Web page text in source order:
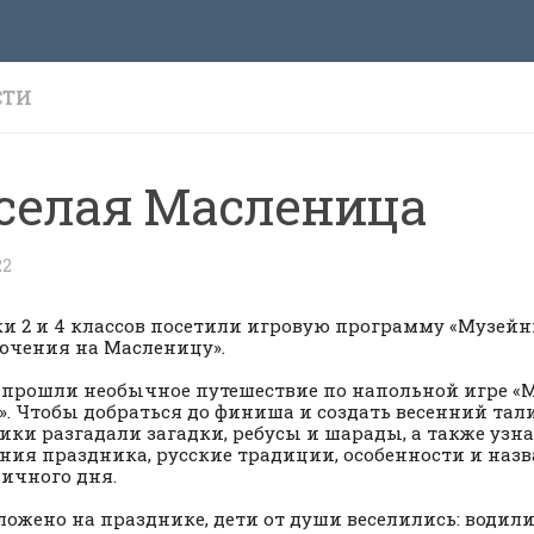
Масленица
2 и 4 классов посетили игровую программу
на Масленицу».
прошли необычное путешествие по напольной игре
Чтобы добраться до финиша и создать весенний
разгадали загадки, ребусы и шарады, а также
праздника, русские традиции, особенности и
дня.
на празднике, дети от души веселились: